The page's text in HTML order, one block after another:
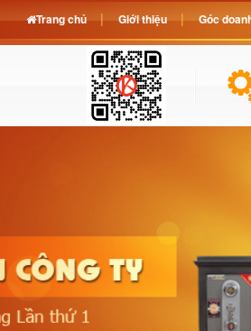
Trang chủ Giới thiệu Góc